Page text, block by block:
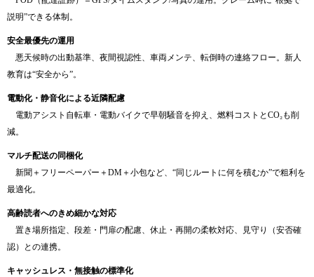
説明”できる体制。
安全最優先の運用
悪天候時の出動基準、夜間視認性、車両メンテ、転倒時の連絡フロー。新人
教育は“安全から”。
電動化・静音化による近隣配慮
電動アシスト自転車・電動バイクで早朝騒音を抑え、燃料コストとCO₂も削
減。
マルチ配送の同梱化
新聞＋フリーペーパー＋DM＋小包など、“同じルートに何を積むか”で粗利を
最適化。
高齢読者へのきめ細かな対応
置き場所指定、段差・門扉の配慮、休止・再開の柔軟対応、見守り（安否確
認）との連携。
キャッシュレス・無接触の標準化